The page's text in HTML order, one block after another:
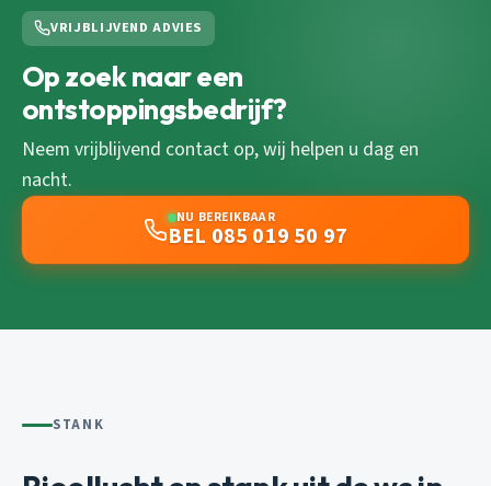
VRIJBLIJVEND ADVIES
Op zoek naar een
ontstoppingsbedrijf?
Neem vrijblijvend contact op, wij helpen u dag en
nacht.
NU BEREIKBAAR
BEL 085 019 50 97
STANK